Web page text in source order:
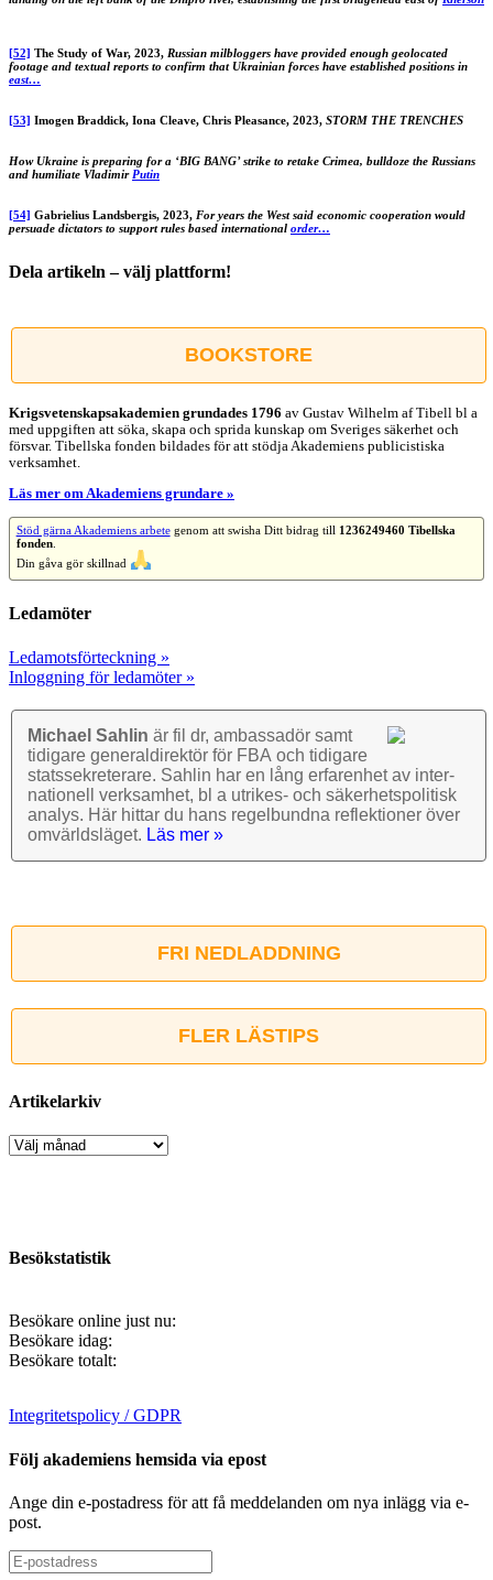
[52] The Study of War, 2023, Russian milbloggers have provided enough geolocated
footage and textual reports to confirm that Ukrainian forces have established positions in
east…
[53] Imogen Braddick, Iona Cleave, Chris Pleasance, 2023, STORM THE TRENCHES
How Ukraine is preparing for a ‘BIG BANG’ strike to retake Crimea, bulldoze the Russians
and humiliate Vladimir Putin
[54] Gabrielius Landsbergis, 2023, For years the West said economic cooperation would
persuade dictators to support rules based international order…
Dela artikeln – välj plattform!
post
BOOKSTORE
Krigsvetenskap­sakademien grundades 1796 av Gustav Wilhelm af Tibell bl a
med uppgiften att söka, skapa och sprida kunskap om Sveriges säkerhet och
försvar. Tibellska fonden bildades för att stödja Akademiens publicistiska
verksamhet.
Läs mer om Akademiens grundare »
Stöd gärna Akademiens arbetegenom att swisha Ditt bidrag till 1236249460 Tibellska
fonden.
Din gåva gör skillnad
Ledamöter
Ledamotsförteckning »
Inloggning för ledamöter »
Michael Sahlin är fil dr, ambassadör samt
tidigare general­direktör för FBA och tidigare
stats­sekre­terare. Sahlin har en lång erfarenhet av inter­
nationell verk­samhet, bl a utrikes- och säkerhets­politisk
analys. Här hittar du hans regel­bundna reflek­tioner över
omvärlds­läget. Läs mer »
FRI NEDLADDNING
FLER LÄSTIPS
Artikelarkiv
Artikelarkiv
Besökstatistik
Besökare online just nu:
Besökare idag:
Besökare totalt:
Integritetspolicy / GDPR
Följ akademiens hemsida via epost
Ange din e-postadress för att få meddelanden om nya inlägg via e-
post.
E-